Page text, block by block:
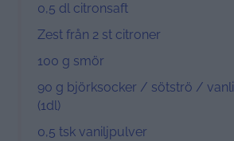
0,5 dl citronsaft
Zest från 2 st citroner
100 g smör
90 g björksocker / sötströ /
(1dl)
0,5 tsk vaniljpulver